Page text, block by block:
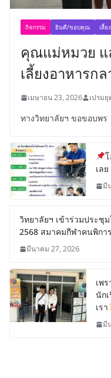
กิจกรรม ยินดี/ขอบคุณ เลี้ย
คุณแม่หมวย แ
เลี้ยงอาหารก
เมษายน 23, 2026 เปรม
ทางวิทยาลัยฯ ขอขอบพร
เล
มี
วิทยาลัยฯ เข้าร่วมประชุ
2568 สมาคมกีฬาคนพิกา
มีนาคม 27, 2026
เพ
นัก
เรา
มี